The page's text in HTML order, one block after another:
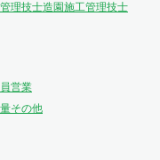
理技士造園施工管理技士
営業
その他